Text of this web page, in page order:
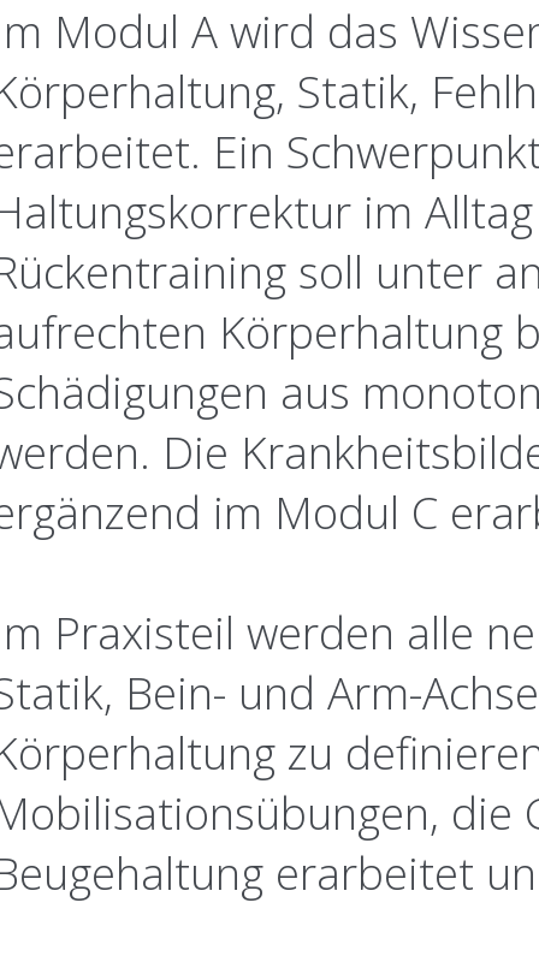
Modul A wird das
Statik,
Ein
im
soll unter
Körperhaltung
aus
Die
im Modul C
Praxisteil werden alle
Bein- und Arm-
zu
die
erarbeitet